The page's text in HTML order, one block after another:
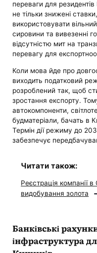
переваги для
не тільки знижені
використовувати
сировини та вивезенні
відсутністю мит на
перевагу для
Коли мова йде про
виходить податковий
розроблений так, щоб
зростання експорту.
автокомпоненти,
будматеріали, бачать в
Термін дії режиму до
забезпечує
Читати також:
Реєстрація компанії
видобування золота
Банківські
інфраструктура